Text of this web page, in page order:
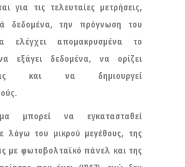
για τις τελευταίες μετρήσεις,
δεδομένα, την πρόγνωση του
ελέγχει απομακρυσμένα το
εξάγει δεδομένα, να ορίζει
και να δημιουργεί
μπορεί να εγκατασταθεί
λόγω του μικρού μεγέθους, της
με φωτοβολταϊκό πάνελ και της